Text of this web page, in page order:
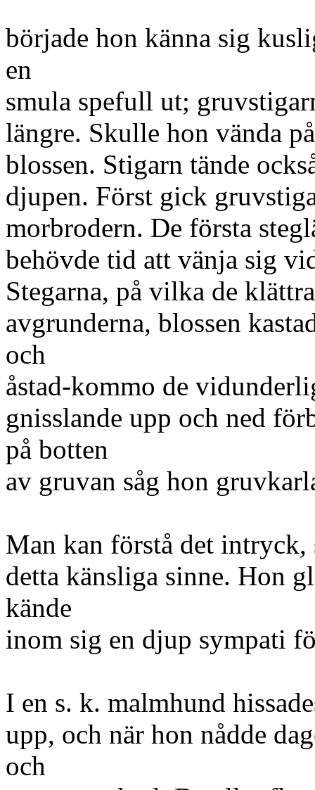
började hon känna sig
en
smula spefull ut;
längre. Skulle hon vända
blossen. Stigarn tände
djupen. Först gick
morbrodern. De första
behövde tid att vänja sig
Stegarna, på vilka de
avgrunderna, blossen
och
åstad-kommo de
gnisslande upp och ned
på botten
av gruvan såg hon
Man kan förstå det intryck,
detta känsliga sinne. Hon
kände
inom sig en djup sympati
I en s. k. malmhund
upp, och när hon nådde
och